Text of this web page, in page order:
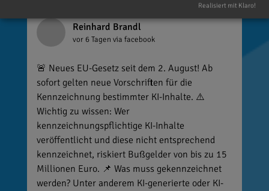
Reinhard Brandl
vor 6 Tagen via facebook
🚨 Neues EU-Gesetz seit dem 2. August! Ab
sofort gelten neue Vorschriften für die
Kennzeichnung bestimmter KI-Inhalte. ⚠️
Wichtig zu wissen: Wer
kennzeichnungspflichtige KI-Inhalte
veröffentlicht und diese nicht entsprechend
kennzeichnet, riskiert Bußgelder von bis zu 15
Millionen Euro. 📌 Was muss gekennzeichnet
werden? Unter anderem KI-generierte oder KI-
Realisiert mit Klaro!